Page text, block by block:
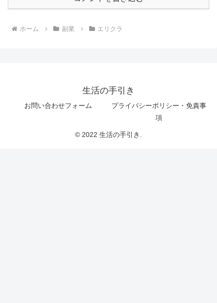
ホーム 副業 エリクラ
生活の手引き
お問い合わせフォーム
プライバシーポリシー・免責事
項
© 2022 生活の手引き.